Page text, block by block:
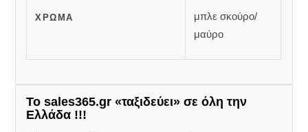
ΧΡΏΜΑ
μπλε σκούρο/
μαύρο
Το sales365.gr «ταξιδεύει» σε όλη την
Ελλάδα !!!